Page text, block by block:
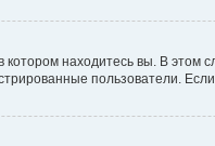
находитесь вы. В этом
пользователи.